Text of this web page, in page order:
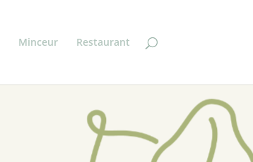
Minceur Restaurant